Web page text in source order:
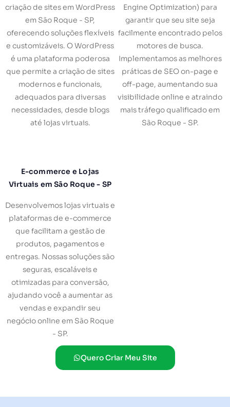
criação de sites em WordPress
em São Roque - SP,
oferecendo soluções flexíveis
e customizáveis. O WordPress
é uma plataforma poderosa
que permite a criação de sites
modernos e funcionais,
adequados para diversas
necessidades, desde blogs
até lojas virtuais.
Engine Optimization) para
garantir que seu site seja
facilmente encontrado pelos
motores de busca.
Implementamos as melhores
práticas de SEO on-page e
off-page, aumentando sua
visibilidade online e atraindo
mais tráfego qualificado em
São Roque - SP.
E-commerce e Lojas
Virtuais em São Roque - SP
Desenvolvemos lojas virtuais e
plataformas de e-commerce
que facilitam a gestão de
produtos, pagamentos e
entregas. Nossas soluções são
seguras, escaláveis e
otimizadas para conversão,
ajudando você a aumentar as
vendas e expandir seu
negócio online em São Roque
- SP.
Quero Criar Meu Site